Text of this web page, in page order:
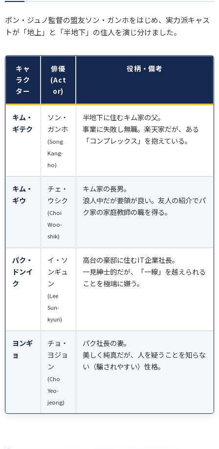
ポン・ジュノ監督の盟友ソン・ガンホをはじめ、実力派キャス
トが「地上」と「半地下」の住人を演じ分けました。
キャ
ラク
ター
俳優
(Act
or)
役柄・備考
キム・
ギテク
ソン・
ガンホ
(Song
Kang-
ho)
半地下に住むキム家の父。
事業に失敗し無職。楽天家だが、ある
「コンプレックス」を抱えている。
キム・
ギウ
チェ・
ウシク
(Choi
Woo-
shik)
キム家の長男。
浪人中だが要領が良い。友人の紹介でパ
ク家の家庭教師の職を得る。
パク・
ドンイ
ク
イ・ソ
ンギュ
ン
(Lee
Sun-
kyun)
高台の豪邸に住むIT企業社長。
一見紳士的だが、「一線」を越えられる
ことを極端に嫌う。
ヨンギ
ョ
チョ・
ヨジョ
ン
(Cho
Yeo-
jeong)
パク社長の妻。
美しく純真だが、人を疑うことを知らな
い（騙されやすい）性格。